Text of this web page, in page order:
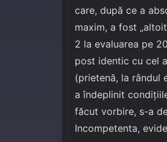
care, după ce a
maxim, a fost
2 la evaluarea pe
post identic cu cel
(prietenă, la rândul
a îndeplinit
făcut vorbire, s-a
Incompetenta,